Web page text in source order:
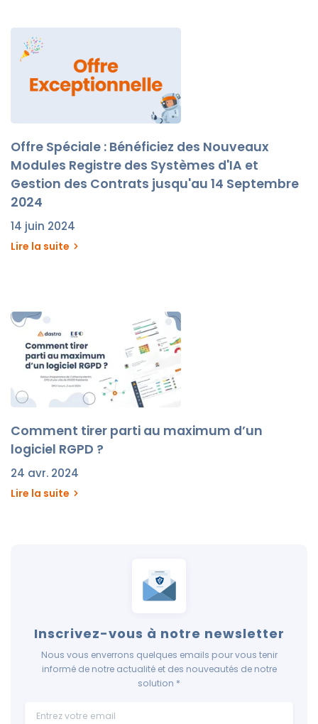
Offre Spéciale : Bénéficiez des Nouveaux
Modules Registre des Systèmes d'IA et
Gestion des Contrats jusqu'au 14 Septembre
2024
14 juin 2024
Lire la suite
Comment tirer parti au maximum d’un
logiciel RGPD ?
24 avr. 2024
Lire la suite
Inscrivez-vous à notre newsletter
Nous vous enverrons quelques emails pour vous tenir
informé de notre actualité et des nouveautés de notre
solution *